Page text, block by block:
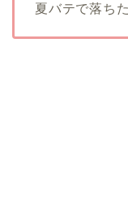
夏バテで落ち